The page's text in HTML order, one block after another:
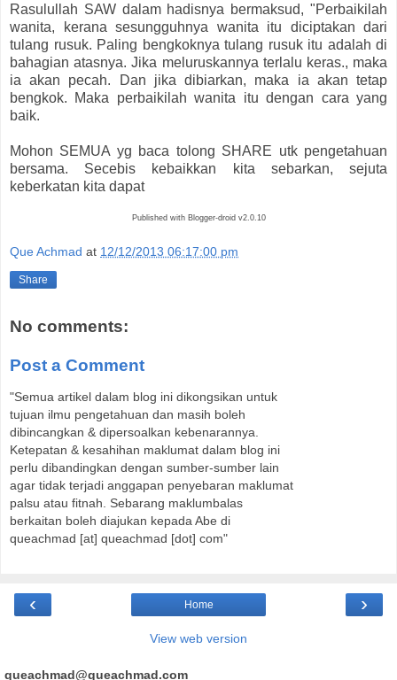
Rasulullah SAW dalam hadisnya bermaksud, "Perbaikilah
wanita, kerana sesungguhnya wanita itu diciptakan dari
tulang rusuk. Paling bengkoknya tulang rusuk itu adalah di
bahagian atasnya. Jika meluruskannya terlalu keras., maka
ia akan pecah. Dan jika dibiarkan, maka ia akan tetap
bengkok. Maka perbaikilah wanita itu dengan cara yang
baik.
Mohon SEMUA yg baca tolong SHARE utk pengetahuan
bersama. Secebis kebaikkan kita sebarkan, sejuta
keberkatan kita dapat
Published with Blogger-droid v2.0.10
Que Achmad at 12/12/2013 06:17:00 pm
Share
No comments:
Post a Comment
"Semua artikel dalam blog ini dikongsikan untuk
tujuan ilmu pengetahuan dan masih boleh
dibincangkan & dipersoalkan kebenarannya.
Ketepatan & kesahihan maklumat dalam blog ini
perlu dibandingkan dengan sumber-sumber lain
agar tidak terjadi anggapan penyebaran maklumat
palsu atau fitnah. Sebarang maklumbalas
berkaitan boleh diajukan kepada Abe di
queachmad [at] queachmad [dot] com"
‹ ›
Home
View web version
queachmad@queachmad.com